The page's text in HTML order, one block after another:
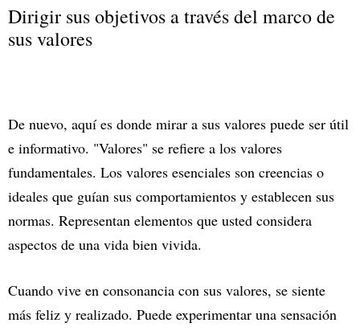
Dirigir sus objetivos a través del marco de
sus valores
De nuevo, aquí es donde mirar a sus valores puede ser útil
e informativo. "Valores" se refiere a los valores
fundamentales. Los valores esenciales son creencias o
ideales que guían sus comportamientos y establecen sus
normas. Representan elementos que usted considera
aspectos de una vida bien vivida.
Cuando vive en consonancia con sus valores, se siente
más feliz y realizado. Puede experimentar una sensación